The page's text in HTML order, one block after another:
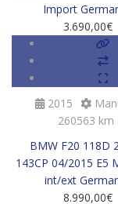
Import
3.690,00€
2015
260563 km
BMW F20 118D
143CP 04/2015 E5
int/ext
8.990,00€